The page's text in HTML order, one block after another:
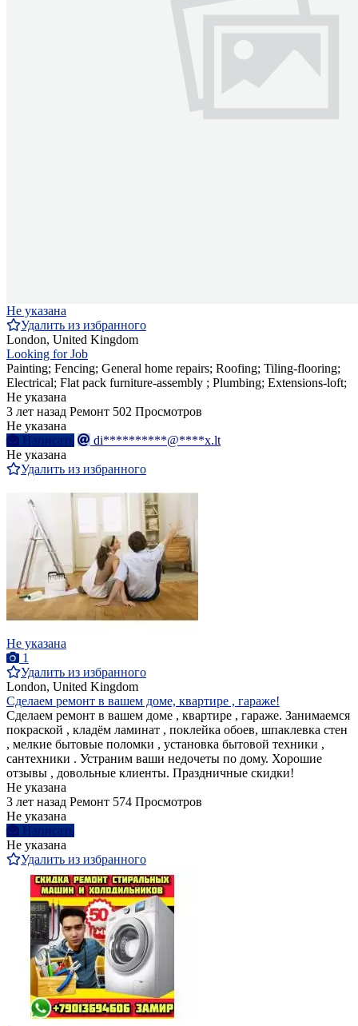
Не указана
Удалить из избранного
London, United Kingdom
Looking for Job
Painting; Fencing; General home repairs; Roofing; Tiling-flooring;
Electrical; Flat pack furniture-assembly ; Plumbing; Extensions-loft;
Не указана
3 лет назад Ремонт 502 Просмотров
Не указана
Написать
di**********@****x.lt
Не указана
Удалить из избранного
Не указана
1
Удалить из избранного
London, United Kingdom
Сделаем ремонт в вашем доме, квартире , гараже!
Сделаем ремонт в вашем доме , квартире , гараже. Занимаемся
покраской , кладём ламинат , поклейка обоев, шпаклевка стен
, мелкие бытовые поломки , установка бытовой техники ,
сантехники . Устраним ваши недочеты по дому. Хорошие
отзывы , довольные клиенты. Праздничные скидки!
Не указана
3 лет назад Ремонт 574 Просмотров
Не указана
Написать
Не указана
Удалить из избранного